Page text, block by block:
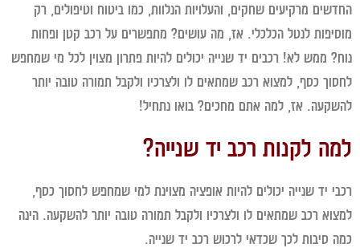
מרקיעים שחקים, והעלויות הנלוות, כמו ביטוח וטיפולים, רק
לנטל הכלכלי. אז, מה עושים? מתפשרים על רכב קטן ופחות
ממש לא! רכבים יד שנייה יכולים להיות פתרון מצוין לכל מי שמחפש
כסף, למצוא רכב שמתאים לו ולצרכיו ולקבל תמורה טובה יותר
אז, למה אתם מחכים? בואו נתחיל!
לקנות רכב יד שנייה?
יד שנייה יכולים להיות אופציה מצוינת למי שמחפש לחסוך כסף,
רכב שמתאים לו ולצרכיו ולקבל תמורה טובה יותר להשקעה. הינה
סיבות לכך שכדאי לרכוש רכב יד שנייה.